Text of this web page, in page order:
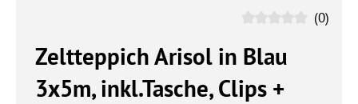
(0)
Zeltteppich Arisol in Blau
3x5m, inkl.Tasche, Clips +